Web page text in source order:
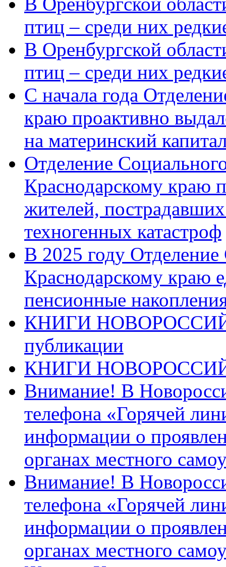
птиц – среди них
В Оренбургской
птиц – среди них
С начала года
краю проактивно
на материнский
Отделение
Краснодарскому краю
жителей,
техногенных катастроф
В 2025 году
Краснодарскому краю
пенсионные
КНИГИ
публикации
КНИГИ
Внимание! В
телефона «Горячей
информации о
органах местного
Внимание! В
телефона «Горячей
информации о
органах местного